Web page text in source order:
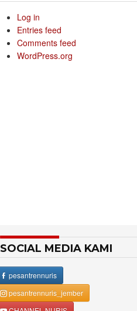
Log in
Entries feed
Comments feed
WordPress.org
SOCIAL MEDIA KAMI
pesantrennuris
pesantrennuris_jember